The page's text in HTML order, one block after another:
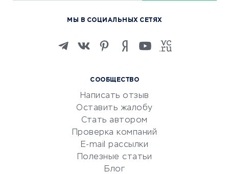
Изучение иностранных
Маркетинг и продажи
Репетиторство
Красота и здоровье
Сервисы по поиску работы
Сетевой маркетинг
СООБЩЕСТВО
Написать отзыв
Оставить жалобу
Стать автором
Проверка компаний
E-mail рассылки
Полезные статьи
Блог
МЫ В СОЦИАЛЬНЫХ СЕТЯХ